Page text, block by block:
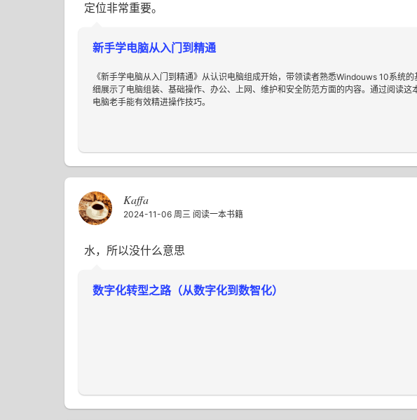
定位非常重要。
新手学电脑从入门到精通
《新手学电脑从入门到精通》从认识电脑组成开始，带领读者熟悉Windouws 10系统
细展示了电脑组装、基础操作、办公、上网、维护和安全防范方面的内容。通过阅读这
电脑老手能有效精进操作技巧。
Kaffa
2024-11-06 周三 阅读一本书籍
水，所以没什么意思
数字化转型之路（从数字化到数智化）